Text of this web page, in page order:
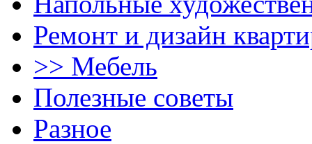
Ремонт и дизайн
>> Мебель
Полезные советы
Разное